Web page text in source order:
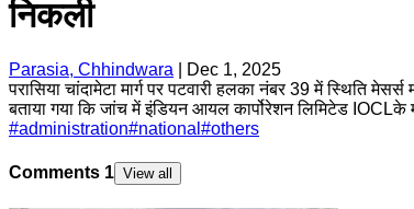
निकली
Parasia, Chhindwara
Dec 1, 2025
परासिया चांदामेटा मार्ग पर पटवारी हलका नंबर 39 में स्थिति
बताया गया कि जांच में इंडियन आयल कार्पोरेशन लिमिटेड IOCLके
#administration#national #others
Comments 1 View all